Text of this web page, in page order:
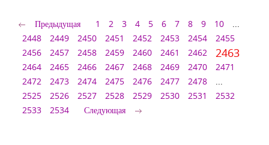
Предыдущая 1 2 3 4 5 6 7 8 9 10
...
2448
2449 2450 2451 2452 2453 2454
2455
2456
2457 2458 2459 2460 2461 2462 2463
2464 2465 2466 2467 2468 2469 2470
2471
2472
2473 2474 2475 2476 2477 2478
...
2525
2526 2527 2528 2529 2530 2531
2532
2533
2534 Следующая